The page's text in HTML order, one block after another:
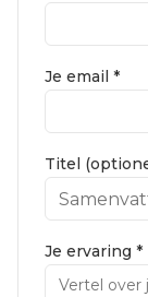
Je email *
Titel
Je ervaring *